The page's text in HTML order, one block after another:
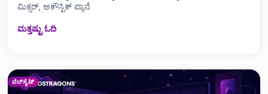
ಮಿಕ್ಸರ್, ಅಕೌಸ್ಟಿಕ್ ಪ್ಯಾನೆ
ಮತ್ತಷ್ಟು ಓದಿ
ವೆಬ್‌ಸೈಟ್